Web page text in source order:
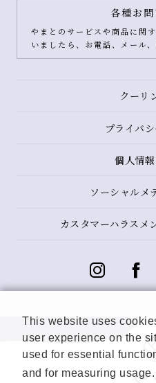
各種お
やまとのサービスや商品に関
いましたら、お電話、メール
クーリ
プライバ
個人情
ソーシャルメ
カスタマーハラスメ
This website uses
user experience on the
used for essential
and for measuring usage.